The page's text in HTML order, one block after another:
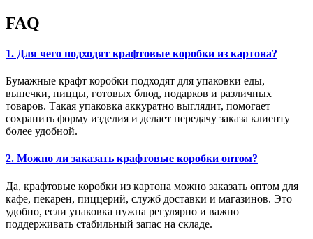
FAQ
1. Для чего подходят крафтовые коробки из картона?
Бумажные крафт коробки подходят для упаковки еды,
выпечки, пиццы, готовых блюд, подарков и различных
товаров. Такая упаковка аккуратно выглядит, помогает
сохранить форму изделия и делает передачу заказа клиенту
более удобной.
2. Можно ли заказать крафтовые коробки оптом?
Да, крафтовые коробки из картона можно заказать оптом для
кафе, пекарен, пиццерий, служб доставки и магазинов. Это
удобно, если упаковка нужна регулярно и важно
поддерживать стабильный запас на складе.